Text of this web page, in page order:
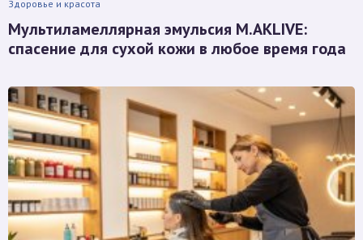
Здоровье и красота
Мультиламеллярная эмульсия M.AKLIVE:
спасение для сухой кожи в любое время года